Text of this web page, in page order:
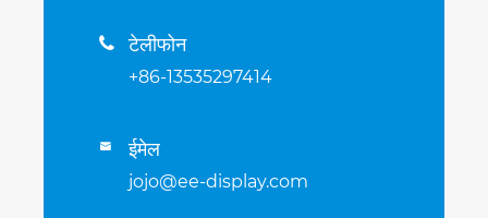
 टेलीफोन
+86-13535297414
 ईमेल
jojo@ee-display.com